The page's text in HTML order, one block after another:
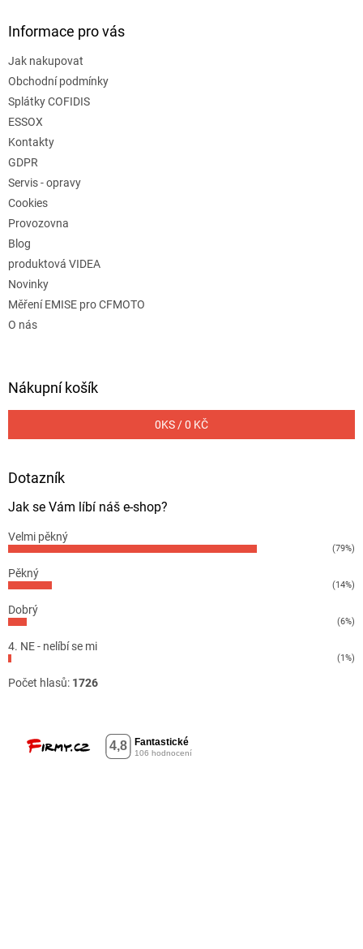
Informace pro vás
Jak nakupovat
Obchodní podmínky
Splátky COFIDIS
ESSOX
Kontakty
GDPR
Servis - opravy
Cookies
Provozovna
Blog
produktová VIDEA
Novinky
Měření EMISE pro CFMOTO
O nás
Nákupní košík
0KS /0 KČ
Dotazník
Jak se Vám líbí náš e-shop?
Velmi pěkný
(79%)
Pěkný
(14%)
Dobrý
(6%)
4. NE - nelíbí se mi
(1%)
Počet hlasů: 1726